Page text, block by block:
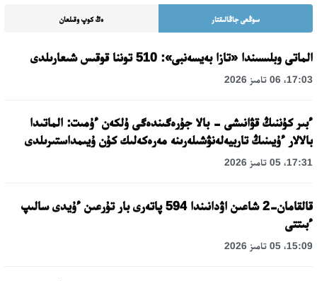
سوڭعى جاڭالىقتار ەڭ كوپ وقىلعان
الماتى وبلىسىندا «تازا بەيسەنبى»: 510 توننا قوقىس شىعارىلدى
17:03، 06 تامىز 2026
ءبىر كۇننىڭ قۋانىشى - بالا جۇرەگىندەگى ۇلكەن ءۇمىت: الماتىدا
بالالار ءۇيىنىڭ تاربيەلەنۋشىلەرىنە مەرەكەلىك كۇن ۇيىمداستىرىلدى
17:31، 05 تامىز 2026
قالقامان-2 شاعىن اۋدانىندا 594 پاتەرى بار تۇرعىن ءۇيدى سالىپ
ءبىتتى
15:09، 05 تامىز 2026